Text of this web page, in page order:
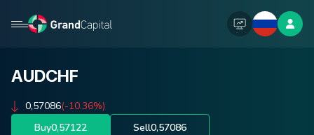
AUDCHF
0,57086(-10.36%)
Buy0,57122 Sell0,57086